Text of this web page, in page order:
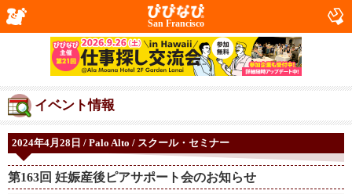
San Francisco
イベント情報
2024年4月28日 / Palo Alto / スクール・セミナー
第163回 ︎︎︎︎︎妊娠産後ピアサポート会のお知らせ